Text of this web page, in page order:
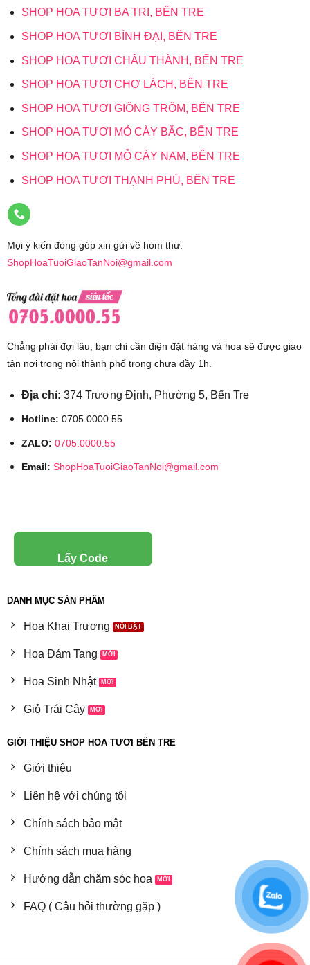
SHOP HOA TƯƠI BA TRI, BẾN TRE
SHOP HOA TƯƠI BÌNH ĐẠI, BẾN TRE
SHOP HOA TƯƠI CHÂU THÀNH, BẾN TRE
SHOP HOA TƯƠI CHỢ LÁCH, BẾN TRE
SHOP HOA TƯƠI GIỒNG TRÔM, BẾN TRE
SHOP HOA TƯƠI MỎ CÀY BẮC, BẾN TRE
SHOP HOA TƯƠI MỎ CÀY NAM, BẾN TRE
SHOP HOA TƯƠI THẠNH PHÚ, BẾN TRE
Mọi ý kiến đóng góp xin gửi về hòm thư:
ShopHoaTuoiGiaoTanNoi@gmail.com
Chẳng phải đợi lâu, bạn chỉ cần điện đặt hàng và hoa sẽ được giao
tận nơi trong nội thành phố trong chưa đầy 1h.
Địa chỉ: 374 Trương Định, Phường 5, Bến Tre
Hotline: 0705.0000.55
ZALO: 0705.0000.55
Email: ShopHoaTuoiGiaoTanNoi@gmail.com
Lấy Code
DANH MỤC SẢN PHẨM
Hoa Khai Trương
Hoa Đám Tang
Hoa Sinh Nhật
Giỏ Trái Cây
GIỚI THIỆU SHOP HOA TƯƠI BẾN TRE
Giới thiệu
Liên hệ với chúng tôi
Chính sách bảo mật
Chính sách mua hàng
Hướng dẫn chăm sóc hoa
FAQ ( Câu hỏi thường gặp )